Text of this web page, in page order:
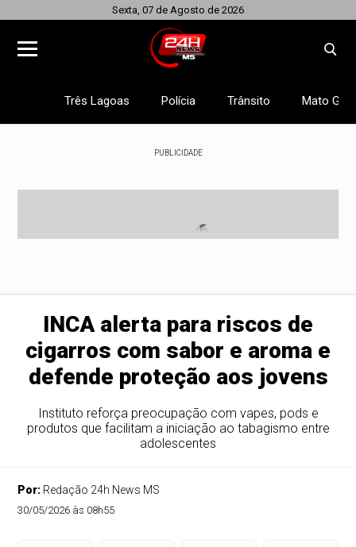
Sexta, 07 de Agosto de 2026
Três Lagoas Polícia Trânsito Mato
PUBLICIDADE
INCA alerta para riscos de
cigarros com sabor e aroma e
defende proteção aos jovens
Instituto reforça preocupação com vapes, pods e
produtos que facilitam a iniciação ao tabagismo entre
adolescentes
Por: Redação 24h News MS
30/05/2026 às 08h55